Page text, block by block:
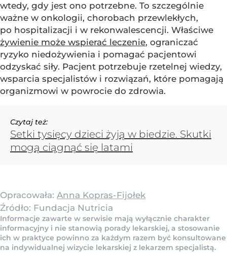
wtedy, gdy jest ono potrzebne. To szczególnie
ważne w onkologii, chorobach przewlekłych,
po hospitalizacji i w rekonwalescencji. Właściwe
żywienie może wspierać leczenie, ograniczać
ryzyko niedożywienia i pomagać pacjentowi
odzyskać siły. Pacjent potrzebuje rzetelnej wiedzy,
wsparcia specjalistów i rozwiązań, które pomagają
organizmowi w powrocie do zdrowia.
Czytaj też:
Setki tysięcy dzieci żyją w biedzie. Skutki
mogą ciągnąć się latami
Opracowała: Anna Kopras-Fijołek
Źródło: Fundacja Nutricia
Informacje zawarte w serwisie mają wyłącznie charakter
informacyjny i nie stanowią porady lekarskiej, a stosowanie
ich w praktyce powinno za każdym razem być konsultowane
na indywidualnej wizycie lekarskiej z lekarzem specjalistą.